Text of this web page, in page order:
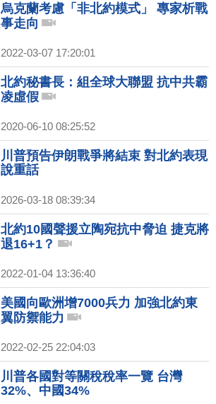
烏克蘭考慮「非北約模式」 專家析戰
事走向
2022-03-07 17:20:01
北約秘書長：組全球大聯盟 抗中共霸
凌虛假
2020-06-10 08:25:52
川普預告伊朗戰爭將結束 對北約表現
說重話
2026-03-18 08:39:34
北約10國聲援立陶宛抗中脅迫 捷克將
退16+1？
2022-01-04 13:36:40
美國向歐洲增7000兵力 加強北約東
翼防禦能力
2022-02-25 22:04:03
川普各國對等關稅稅率一覽 台灣
32%、中國34%